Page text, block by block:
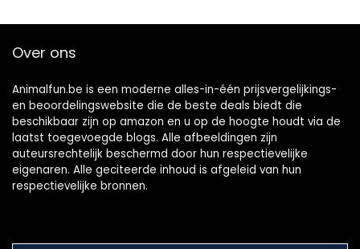
Over ons
Animalfun.be is een moderne alles-in-één prijsvergelijkings-
en beoordelingswebsite die de beste deals biedt die
beschikbaar zijn op amazon en u op de hoogte houdt via de
laatst toegevoegde blogs. Alle afbeeldingen zijn
auteursrechtelijk beschermd door hun respectievelijke
eigenaren. Alle geciteerde inhoud is afgeleid van hun
respectievelijke bronnen.